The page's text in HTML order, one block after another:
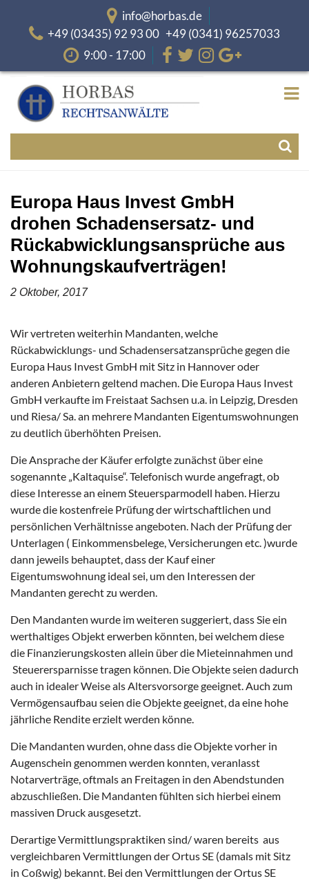
info@horbas.de
+49 (03435) 92 93 00 +49 (0341) 96257033
9:00 - 17:00
Europa Haus Invest GmbH
drohen Schadensersatz- und
Rückabwicklungsansprüche aus
Wohnungskaufverträgen!
2 Oktober, 2017
Wir vertreten weiterhin Mandanten, welche
Rückabwicklungs- und Schadensersatzansprüche gegen die
Europa Haus Invest GmbH mit Sitz in Hannover oder
anderen Anbietern geltend machen. Die Europa Haus Invest
GmbH verkaufte im Freistaat Sachsen u.a. in Leipzig, Dresden
und Riesa/ Sa. an mehrere Mandanten Eigentumswohnungen
zu deutlich überhöhten Preisen.
Die Ansprache der Käufer erfolgte zunächst über eine
sogenannte „Kaltaquise“. Telefonisch wurde angefragt, ob
diese Interesse an einem Steuersparmodell haben. Hierzu
wurde die kostenfreie Prüfung der wirtschaftlichen und
persönlichen Verhältnisse angeboten. Nach der Prüfung der
Unterlagen ( Einkommensbelege, Versicherungen etc. )wurde
dann jeweils behauptet, dass der Kauf einer
Eigentumswohnung ideal sei, um den Interessen der
Mandanten gerecht zu werden.
Den Mandanten wurde im weiteren suggeriert, dass Sie ein
werthaltiges Objekt erwerben könnten, bei welchem diese
die Finanzierungskosten allein über die Mieteinnahmen und
Steuerersparnisse tragen können. Die Objekte seien dadurch
auch in idealer Weise als Altersvorsorge geeignet. Auch zum
Vermögensaufbau seien die Objekte geeignet, da eine hohe
jährliche Rendite erzielt werden könne.
Die Mandanten wurden, ohne dass die Objekte vorher in
Augenschein genommen werden konnten, veranlasst
Notarverträge, oftmals an Freitagen in den Abendstunden
abzuschließen. Die Mandanten fühlten sich hierbei einem
massiven Druck ausgesetzt.
Derartige Vermittlungspraktiken sind/ waren bereits aus
vergleichbaren Vermittlungen der Ortus SE (damals mit Sitz
in Coßwig) bekannt. Bei den Vermittlungen der Ortus SE